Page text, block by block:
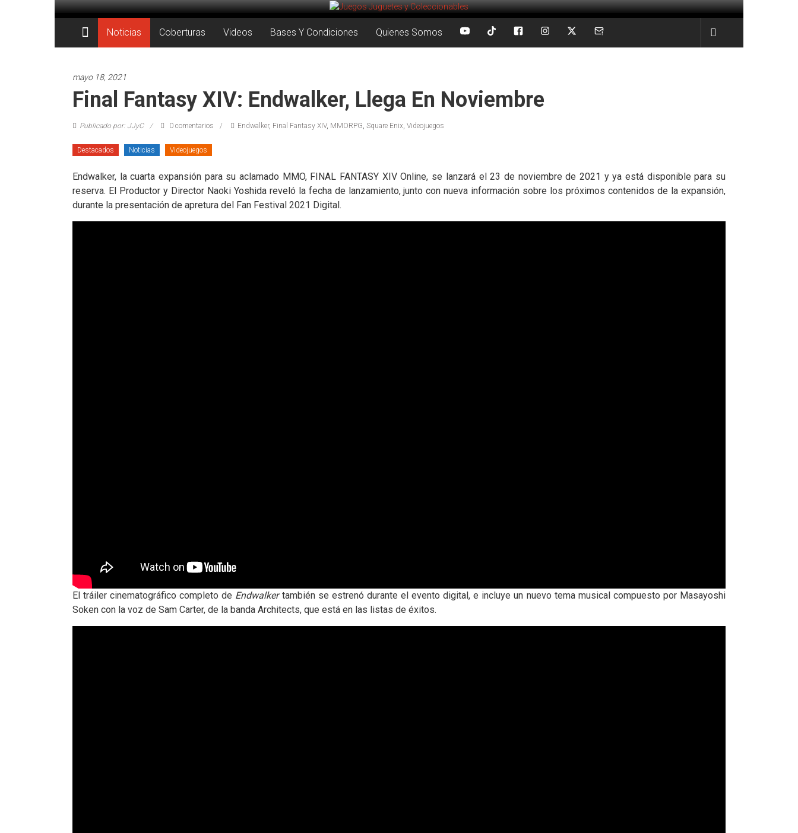
Saltar
al
contenidoJuegos
Juguetes
y
Coleccionables
y
entretenimiento
para
coleccionistas.
Noticias Coberturas Videos Bases Y Condiciones Quienes Somos
mayo 18, 2021
Final Fantasy XIV: Endwalker, Llega En Noviembre
Publicado por: JJyC 0 comentarios Endwalker, Final Fantasy XIV, MMORPG Square Enix Videojuegos
Destacados Noticias Videojuegos
Endwalker, la cuarta expansión para su aclamado MMO, FINAL FANTASY XIV Online, se lanzará el 23 de noviembre de 2021 y ya está disponible para su
reserva. El Productor y Director Naoki Yoshida reveló la fecha de lanzamiento, junto con nueva información sobre los próximos contenidos de la expansión,
durante la presentación de apretura del Fan Festival 2021 Digital.
El tráiler cinematográfico completo de Endwalkertambién se estrenó durante el evento digital, e incluye un nuevo tema musical compuesto por Masayoshi
Soken con la voz de Sam Carter, de la banda Architects, que está en las listas de éxitos.